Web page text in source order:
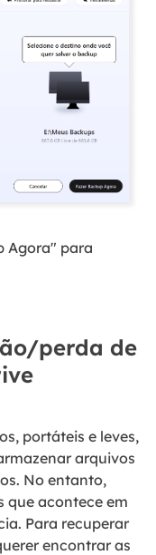
Agora" para
perda de
portáteis e leves,
arquivos
No entanto,
que acontece em
Para recuperar
encontrar as